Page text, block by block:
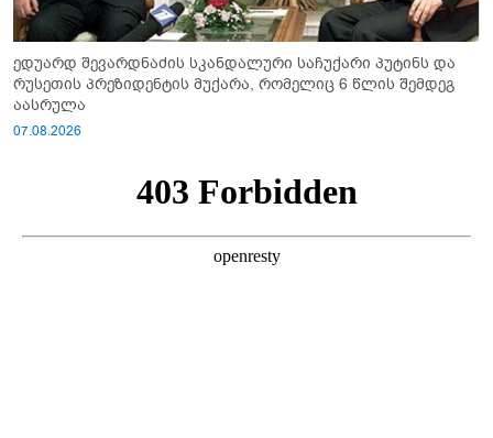
ედუარდ შევარდნაძის სკანდალური საჩუქარი პუტინს და
რუსეთის პრეზიდენტის მუქარა, რომელიც 6 წლის შემდეგ
აასრულა
07.08.2026